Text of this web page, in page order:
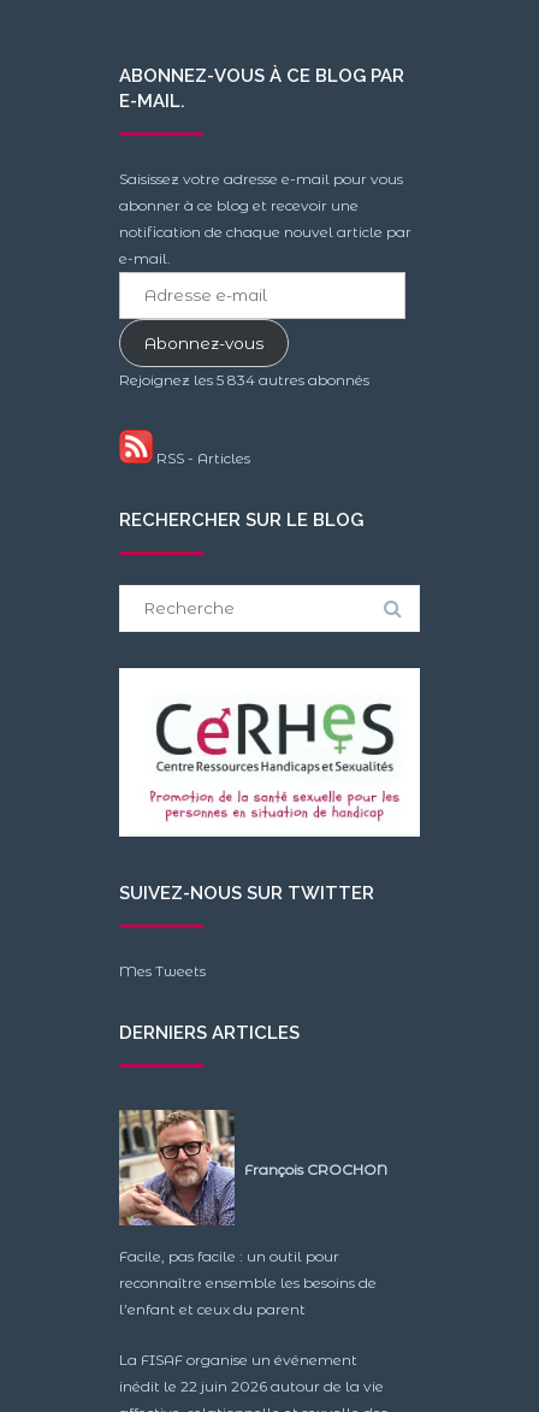
ABONNEZ-VOUS À CE BLOG PAR
E-MAIL.
Saisissez votre adresse e-mail pour vous
abonner à ce blog et recevoir une
notification de chaque nouvel article par
e-mail.
mailAbonnez-vous
Rejoignez les 5 834 autres abonnés
RSS - Articles
RECHERCHER SUR LE BLOG
SUIVEZ-NOUS SUR TWITTER
Mes Tweets
DERNIERS ARTICLES
François CROCHON
Facile, pas facile : un outil pour
reconnaître ensemble les besoins de
l’enfant et ceux du parent
La FISAF organise un événement
inédit le 22 juin 2026 autour de la vie